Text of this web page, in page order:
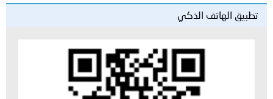
تطبيق الهاتف الذكي